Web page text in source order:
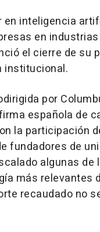
en inteligencia
en
el cierre de su
institucional.
por
española de
la participación
fundadores de
algunas de
más relevantes
recaudado no